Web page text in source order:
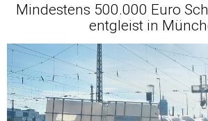
Mindestens 500.000 Euro
entgleist in